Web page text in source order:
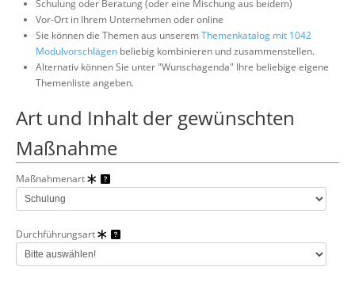
Über uns
Suche
Schulung oder Beratung (oder eine Mischung aus beidem)
Vor-Ort in Ihrem Unternehmen oder online
Sie können die Themen aus unseremThemenkatalog mit 1042
Modulvorschlägen beliebig kombinieren und zusammenstellen.
Alternativ können Sie unter "Wunschagenda" Ihre beliebige eigene
Themenliste angeben.
Art und Inhalt der gewünschten
Maßnahme
Maßnahmenart
Durchführungsart